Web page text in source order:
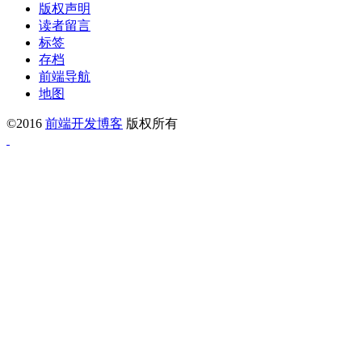
版权声明
读者留言
标签
存档
前端导航
地图
©2016 前端开发博客 版权所有